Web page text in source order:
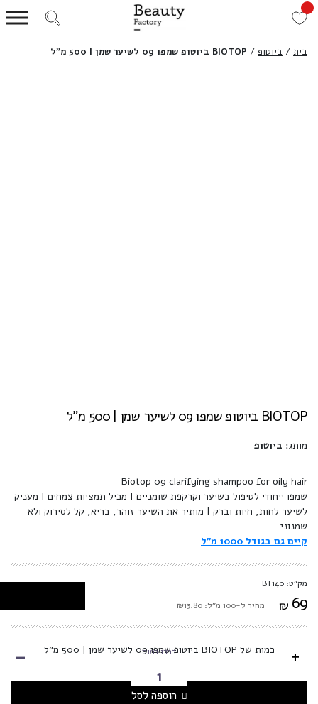
בית / ביוטופ / BIOTOP ביוטופ שמפו 09 לשיער שמן | 500 מ”ל
BIOTOP ביוטופ שמפו 09 לשיער שמן | 500 מ"ל
מותג: ביוטופ
Biotop 09 clarifying shampoo for oily hair
שמפו ייחודי לטיפול בשיער וקרקפת שומניים | מכיל תמציות צמחים | מעניק
לשיער לחות, חיות וברק | מותיר את השיער זוהר, בריא, קל לסירוק ולא
שמנוני
קיים גם בגודל 1000 מ"ל
מק"ט: BT140
₪ 69 מחיר ל-100 מ"ל: ₪13.80
+ כמות של BIOTOP ביוטופ שמפו 09 לשיער שמן | 500 מ"ל בחרו כמות -
הוספה לסל